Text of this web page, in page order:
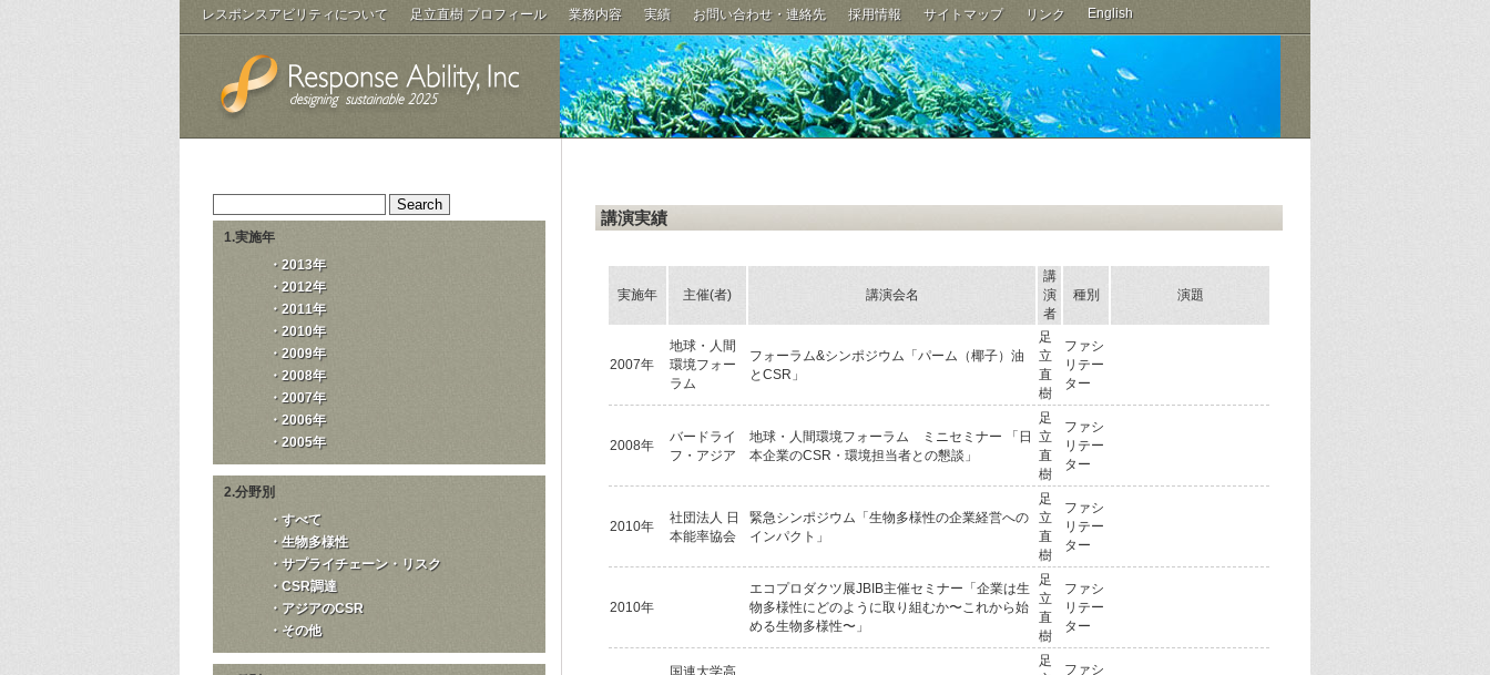
レスポンスアビリティについて 足立直樹 プロフィール 業務内容 実績 お問い合わせ・連絡先 採用情報 サイトマップ リンク English
1.実施年
・2013年
・2012年
・2011年
・2010年
・2009年
・2008年
・2007年
・2006年
・2005年
2.分野別
・すべて
・生物多様性
・サプライチェーン・リスク
・CSR調達
・アジアのCSR
・その他
講演実績
実施年 主催(者) 講演会名
講
演
者
種別 演題
2007年
地球・人間
環境フォー
ラム
フォーラム&シンポジウム「パーム（椰子）油
とCSR」
足
立
直
樹
ファシ
リテー
ター
2008年
バードライ
フ・アジア
地球・人間環境フォーラム ミニセミナー 「日
本企業のCSR・環境担当者との懇談」
足
立
直
樹
ファシ
リテー
ター
2010年
社団法人 日
本能率協会
緊急シンポジウム「生物多様性の企業経営への
インパクト」
足
立
直
樹
ファシ
リテー
ター
2010年
エコプロダクツ展JBIB主催セミナー「企業は生
物多様性にどのように取り組むか〜これから始
める生物多様性〜」
足
立
直
樹
ファシ
リテー
ター
国連大学高
足
ファシ